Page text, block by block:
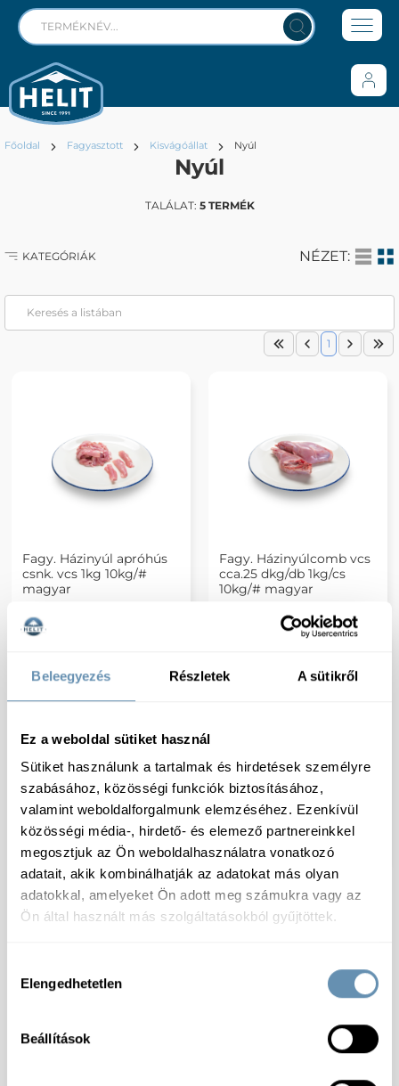
Beleegyezés Részletek A sütikről
Ez a weboldal sütiket használ
Sütiket használunk a tartalmak és hirdetések személyre
szabásához, közösségi funkciók biztosításához,
valamint weboldalforgalmunk elemzéséhez. Ezenkívül
közösségi média-, hirdető- és elemező partnereinkkel
megosztjuk az Ön weboldalhasználatra vonatkozó
adatait, akik kombinálhatják az adatokat más olyan
adatokkal, amelyeket Ön adott meg számukra vagy az
Ön által használt más szolgáltatásokból gyűjtöttek.
kiválasztása
Elengedhetetlen
Beállítások
Főoldal Fagyasztott Kisvágóállat Nyúl
Nyúl
TALÁLAT: 5 TERMÉK
KATEGÓRIÁK NÉZET:
1
Fagy. Házinyúl apróhús
csnk. vcs 1kg 10kg/#
magyar
Fagy. Házinyúlcomb vcs
cca.25 dkg/db 1kg/cs
10kg/# magyar
Fagy. Házinyúlcomb filé
csnk. vcs 1kg 10kg/#
Fagy. Házinyúl máj vcs
500g 10kg/# magyar